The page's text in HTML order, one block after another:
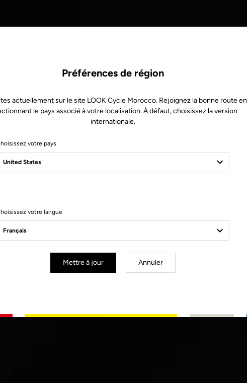
Préférences de région
actuellement sur le site LOOK Cycle Morocco. Rejoignez la bonne route en
le pays associé à votre localisation. À défaut, choisissez la version
internationale.
votre pays
votre langue
Mettre à jour Annuler